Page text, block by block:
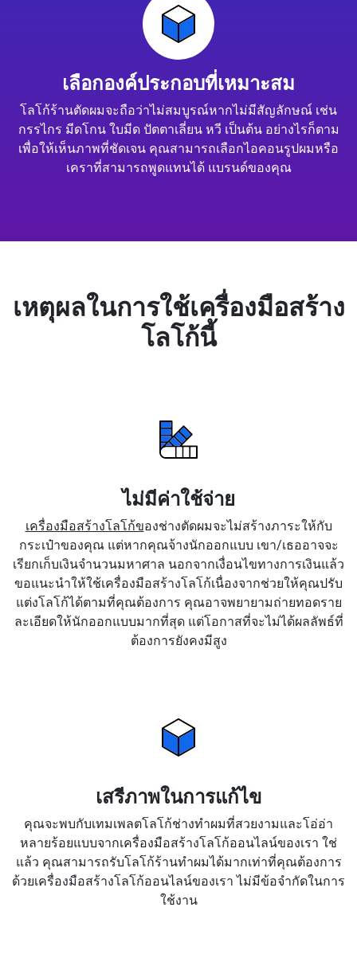
เลือกองค์ประกอบที่เหมาะสม
โลโก้ร้านตัดผมจะถือว่าไม่สมบูรณ์หากไม่มีสัญลักษณ์ เช่น
กรรไกร มีดโกน ใบมีด ปัตตาเลี่ยน หวี เป็นต้น อย่างไรก็ตาม
เพื่อให้เห็นภาพที่ชัดเจน คุณสามารถเลือกไอคอนรูปผมหรือ
เคราที่สามารถพูดแทนได้ แบรนด์ของคุณ
เหตุผลในการใช้เครื่องมือสร้าง
โลโก้นี้
ไม่มีค่าใช้จ่าย
เครื่องมือสร้างโลโก้ของช่างตัดผมจะไม่สร้างภาระให้กับ
กระเป๋าของคุณ แต่หากคุณจ้างนักออกแบบ เขา/เธออาจจะ
เรียกเก็บเงินจำนวนมหาศาล นอกจากเงื่อนไขทางการเงินแล้ว
ขอแนะนำให้ใช้เครื่องมือสร้างโลโก้เนื่องจากช่วยให้คุณปรับ
แต่งโลโก้ได้ตามที่คุณต้องการ คุณอาจพยายามถ่ายทอดราย
ละเอียดให้นักออกแบบมากที่สุด แต่โอกาสที่จะไม่ได้ผลลัพธ์ที่
ต้องการยังคงมีสูง
เสรีภาพในการแก้ไข
คุณจะพบกับเทมเพลตโลโก้ช่างทำผมที่สวยงามและโอ่อ่า
หลายร้อยแบบจากเครื่องมือสร้างโลโก้ออนไลน์ของเรา ใช่
แล้ว คุณสามารถรับโลโก้ร้านทำผมได้มากเท่าที่คุณต้องการ
ด้วยเครื่องมือสร้างโลโก้ออนไลน์ของเรา ไม่มีข้อจำกัดในการ
ใช้งาน